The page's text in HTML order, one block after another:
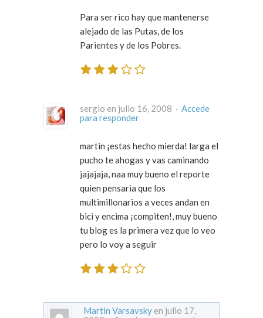
Para ser rico hay que mantenerse
alejado de las Putas, de los
Parientes y de los Pobres.
sergio en julio 16, 2008 · Accede
para responder
martin ¡estas hecho mierda! larga el
pucho te ahogas y vas caminando
jajajaja, naa muy bueno el reporte
quien pensaria que los
multimillonarios a veces andan en
bici y encima ¡compiten!, muy bueno
tu blog es la primera vez que lo veo
pero lo voy a seguir
Martin Varsavsky en julio 17,